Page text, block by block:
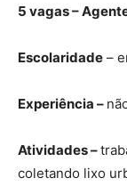
5 vagas –
Escolaridade –
Experiência –
Atividades –
coletando lixo